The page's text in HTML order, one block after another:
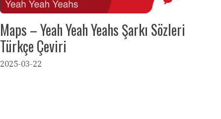
Maps – Yeah Yeah Yeahs Şarkı Sözleri
Türkçe Çeviri
2025-03-22